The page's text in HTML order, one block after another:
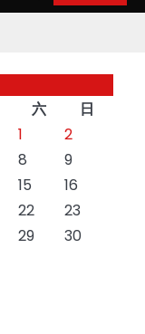
六
日
1
2
8
9
15
16
22
23
29
30